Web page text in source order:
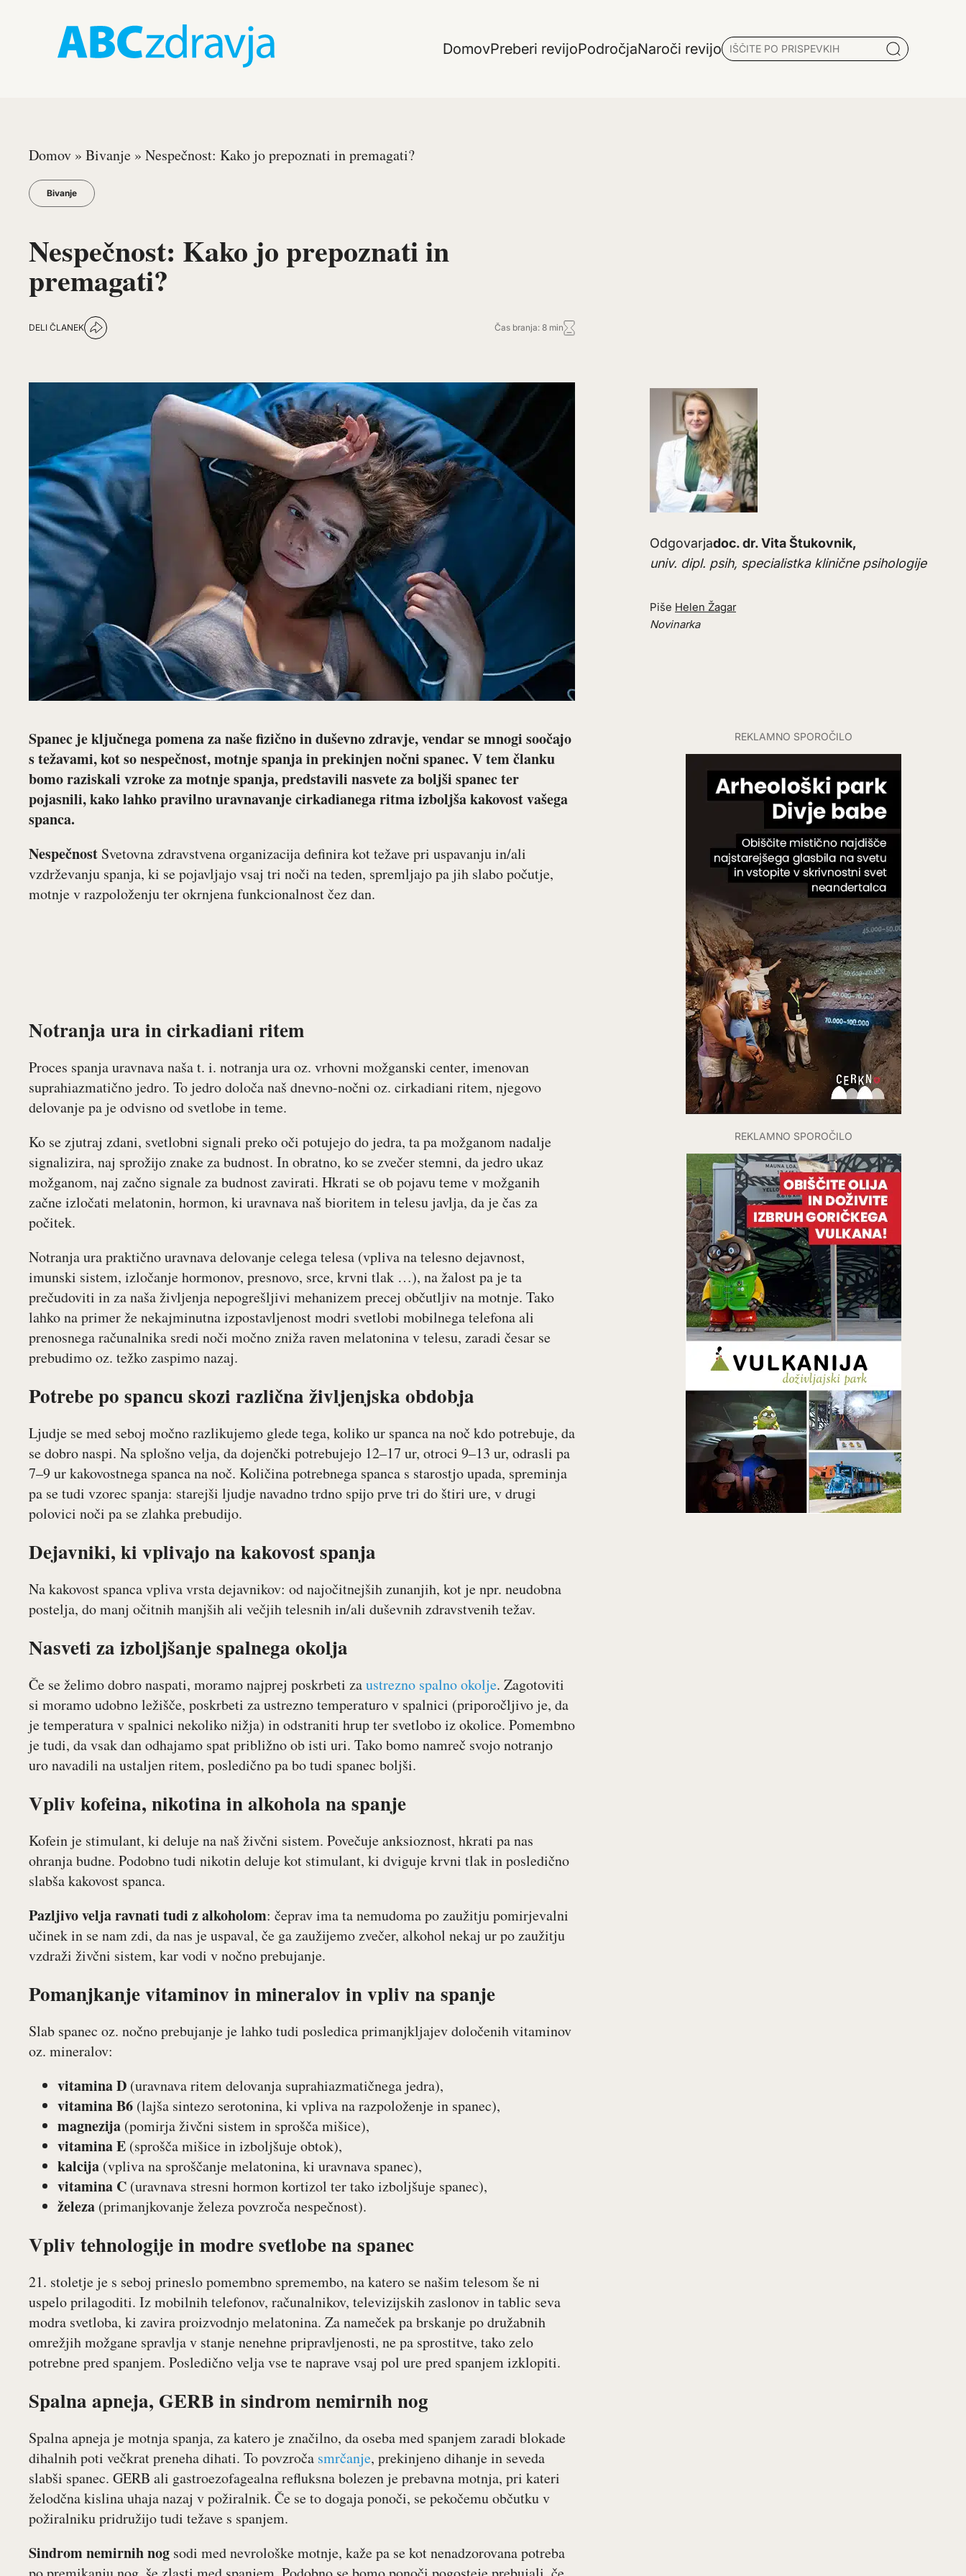
DomovPreberi revijoPodročjaNaroči revijo
Domov » Bivanje » Nespečnost: Kako jo prepoznati in premagati?
Bivanje
Nespečnost: Kako jo prepoznati in
premagati?
DELI ČLANEK Čas branja: 8 min
Spanec je ključnega pomena za naše fizično in duševno zdravje, vendar se mnogi soočajo
s težavami, kot so nespečnost, motnje spanja in prekinjen nočni spanec. V tem članku
bomo raziskali vzroke za motnje spanja, predstavili nasvete za boljši spanec ter
pojasnili, kako lahko pravilno uravnavanje cirkadianega ritma izboljša kakovost vašega
spanca.
Nespečnost Svetovna zdravstvena organizacija definira kot težave pri uspavanju in/ali
vzdrževanju spanja, ki se pojavljajo vsaj tri noči na teden, spremljajo pa jih slabo počutje,
motnje v razpoloženju ter okrnjena funkcionalnost čez dan.
Notranja ura in cirkadiani ritem
Proces spanja uravnava naša t. i. notranja ura oz. vrhovni možganski center, imenovan
suprahiazmatično jedro. To jedro določa naš dnevno-nočni oz. cirkadiani ritem, njegovo
delovanje pa je odvisno od svetlobe in teme.
Ko se zjutraj zdani, svetlobni signali preko oči potujejo do jedra, ta pa možganom nadalje
signalizira, naj sprožijo znake za budnost. In obratno, ko se zvečer stemni, da jedro ukaz
možganom, naj začno signale za budnost zavirati. Hkrati se ob pojavu teme v možganih
začne izločati melatonin, hormon, ki uravnava naš bioritem in telesu javlja, da je čas za
počitek.
Notranja ura praktično uravnava delovanje celega telesa (vpliva na telesno dejavnost,
imunski sistem, izločanje hormonov, presnovo, srce, krvni tlak …), na žalost pa je ta
prečudoviti in za naša življenja nepogrešljivi mehanizem precej občutljiv na motnje. Tako
lahko na primer že nekajminutna izpostavljenost modri svetlobi mobilnega telefona ali
prenosnega računalnika sredi noči močno zniža raven melatonina v telesu, zaradi česar se
prebudimo oz. težko zaspimo nazaj.
Potrebe po spancu skozi različna življenjska obdobja
Ljudje se med seboj močno razlikujemo glede tega, koliko ur spanca na noč kdo potrebuje, da
se dobro naspi. Na splošno velja, da dojenčki potrebujejo 12–17 ur, otroci 9–13 ur, odrasli pa
7–9 ur kakovostnega spanca na noč. Količina potrebnega spanca s starostjo upada, spreminja
pa se tudi vzorec spanja: starejši ljudje navadno trdno spijo prve tri do štiri ure, v drugi
polovici noči pa se zlahka prebudijo.
Dejavniki, ki vplivajo na kakovost spanja
Na kakovost spanca vpliva vrsta dejavnikov: od najočitnejših zunanjih, kot je npr. neudobna
postelja, do manj očitnih manjših ali večjih telesnih in/ali duševnih zdravstvenih težav.
Nasveti za izboljšanje spalnega okolja
Če se želimo dobro naspati, moramo najprej poskrbeti zaustrezno spalno okolje. Zagotoviti
si moramo udobno ležišče, poskrbeti za ustrezno temperaturo v spalnici (priporočljivo je, da
je temperatura v spalnici nekoliko nižja) in odstraniti hrup ter svetlobo iz okolice. Pomembno
je tudi, da vsak dan odhajamo spat približno ob isti uri. Tako bomo namreč svojo notranjo
uro navadili na ustaljen ritem, posledično pa bo tudi spanec boljši.
Vpliv kofeina, nikotina in alkohola na spanje
Kofein je stimulant, ki deluje na naš živčni sistem. Povečuje anksioznost, hkrati pa nas
ohranja budne. Podobno tudi nikotin deluje kot stimulant, ki dviguje krvni tlak in posledično
slabša kakovost spanca.
Pazljivo velja ravnati tudi z alkoholom: čeprav ima ta nemudoma po zaužitju pomirjevalni
učinek in se nam zdi, da nas je uspaval, če ga zaužijemo zvečer, alkohol nekaj ur po zaužitju
vzdraži živčni sistem, kar vodi v nočno prebujanje.
Pomanjkanje vitaminov in mineralov in vpliv na spanje
Slab spanec oz. nočno prebujanje je lahko tudi posledica primanjkljajev določenih vitaminov
oz. mineralov:
vitamina D (uravnava ritem delovanja suprahiazmatičnega jedra),
vitamina B6 (lajša sintezo serotonina, ki vpliva na razpoloženje in spanec),
magnezija (pomirja živčni sistem in sprošča mišice),
vitamina E (sprošča mišice in izboljšuje obtok),
kalcija (vpliva na sproščanje melatonina, ki uravnava spanec),
vitamina C (uravnava stresni hormon kortizol ter tako izboljšuje spanec),
železa (primanjkovanje železa povzroča nespečnost).
Vpliv tehnologije in modre svetlobe na spanec
21. stoletje je s seboj prineslo pomembno spremembo, na katero se našim telesom še ni
uspelo prilagoditi. Iz mobilnih telefonov, računalnikov, televizijskih zaslonov in tablic seva
modra svetloba, ki zavira proizvodnjo melatonina. Za nameček pa brskanje po družabnih
omrežjih možgane spravlja v stanje nenehne pripravljenosti, ne pa sprostitve, tako zelo
potrebne pred spanjem. Posledično velja vse te naprave vsaj pol ure pred spanjem izklopiti.
Spalna apneja, GERB in sindrom nemirnih nog
Spalna apneja je motnja spanja, za katero je značilno, da oseba med spanjem zaradi blokade
dihalnih poti večkrat preneha dihati. To povzroča smrčanje, prekinjeno dihanje in seveda
slabši spanec. GERB ali gastroezofagealna refluksna bolezen je prebavna motnja, pri kateri
želodčna kislina uhaja nazaj v požiralnik. Če se to dogaja ponoči, se pekočemu občutku v
požiralniku pridružijo tudi težave s spanjem.
Sindrom nemirnih nog sodi med nevrološke motnje, kaže pa se kot nenadzorovana potreba
Odgovarjadoc. dr. Vita Štukovnik,
univ. dipl. psih, specialistka klinične psihologije
Piše Helen Žagar
Novinarka
REKLAMNO SPOROČILO
REKLAMNO SPOROČILO